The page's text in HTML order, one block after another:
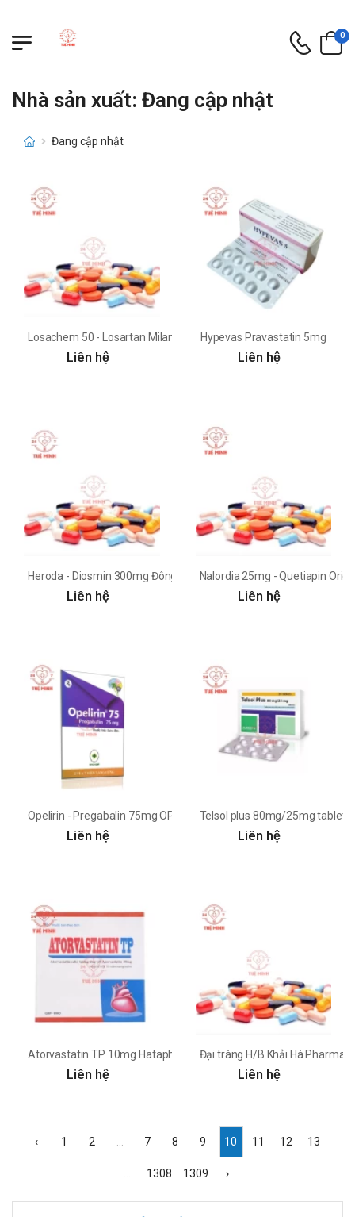
0
Nhà sản xuất: Đang cập nhật
Đang cập nhật
Losachem 50 - Losartan Milan
Liên hệ
Hypevas Pravastatin 5mg
Liên hệ
Heroda - Diosmin 300mg Đông Nam
Liên hệ
Nalordia 25mg - Quetiapin
Liên hệ
Opelirin - Pregabalin 75mg OPV
Liên hệ
Telsol plus 80mg/25mg tablets
Liên hệ
Atorvastatin TP 10mg Hataphar
Liên hệ
Đại tràng H/B Khải Hà Pharma
Liên hệ
‹ 1 2 7 8 9 10 11 12 13
1308 1309 ›